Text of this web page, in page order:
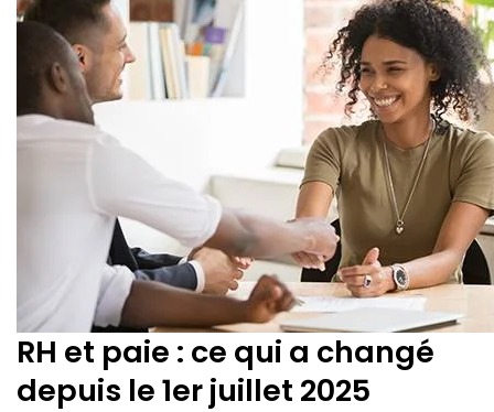
RH et paie : ce qui a changé
depuis le 1er juillet 2025